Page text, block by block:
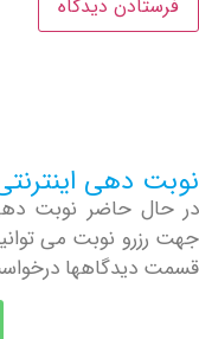
اینترنتی
نوبت دهی
نوبت می توانید از
درخواست خود